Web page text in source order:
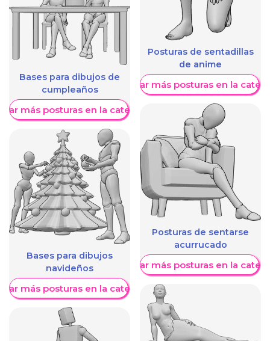
Bases para dibujos de
cumpleaños
más posturas en la categoría
Bases para dibujos
navideños
más posturas en la categoría
Posturas de sentadillas
de anime
Mostrar más posturas en la
Posturas de sentarse
acurrucado
Mostrar más posturas en la